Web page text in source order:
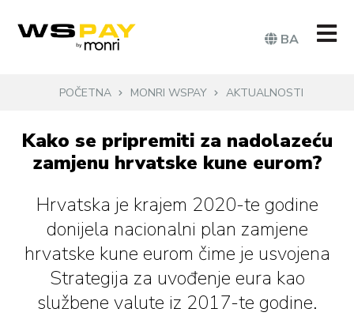
BA
POČETNA MONRI WSPAY AKTUALNOSTI
Kako se pripremiti za nadolazeću
zamjenu hrvatske kune eurom?
Hrvatska je krajem 2020-te godine
donijela nacionalni plan zamjene
hrvatske kune eurom čime je usvojena
Strategija za uvođenje eura kao
službene valute iz 2017-te godine.